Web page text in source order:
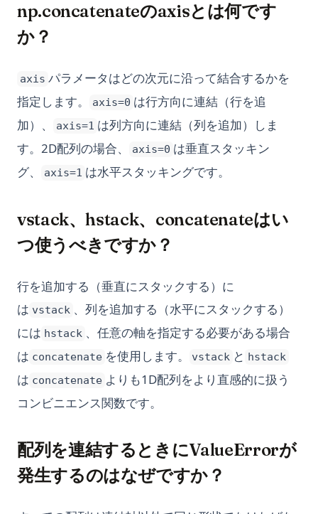
np.concatenateのaxisとは何です
か？
axis パラメータはどの次元に沿って結合するかを
指定します。
axis=0 は行方向に連結（行を追
加）、
axis=1 は列方向に連結（列を追加）しま
す。2D配列の場合、
axis=0 は垂直スタッキン
グ、
axis=1 は水平スタッキングです。
vstack、hstack、concatenateはい
つ使うべきですか？
行を追加する（垂直にスタックする）に
は vstack 、列を追加する（水平にスタックする）
には hstack 、任意の軸を指定する必要がある場合
は concatenate を使用します。 vstack と hstack
は concatenate よりも1D配列をより直感的に扱う
コンビニエンス関数です。
配列を連結するときにValueErrorが
発生するのはなぜですか？